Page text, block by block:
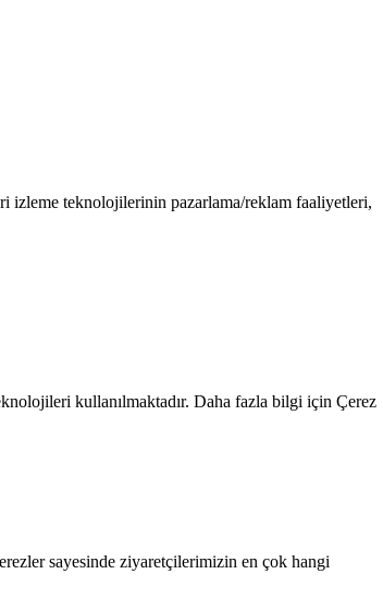
izleme teknolojilerinin pazarlama/reklam faaliyetleri,
kullanılmaktadır. Daha fazla bilgi için Çerez
sayesinde ziyaretçilerimizin en çok hangi